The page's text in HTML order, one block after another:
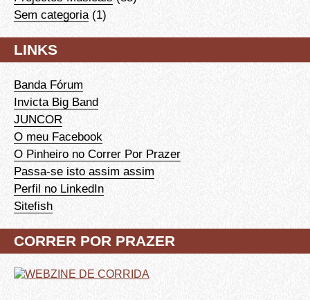
Sem categoria (1)
LINKS
Banda Fórum
Invicta Big Band
JUNCOR
O meu Facebook
O Pinheiro no Correr Por Prazer
Passa-se isto assim assim
Perfil no LinkedIn
Sitefish
CORRER POR PRAZER